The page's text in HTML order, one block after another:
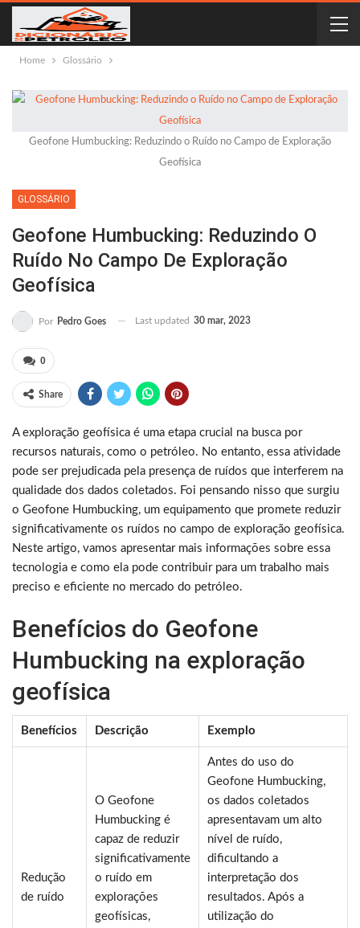
Home Glossário
Geofone Humbucking: Reduzindo o Ruído no Campo de Exploração
Geofísica
GLOSSÁRIO
Geofone Humbucking: Reduzindo O
Ruído No Campo De Exploração
Geofísica
Por Pedro Goes Last updated 30 mar, 2023
0
Share
A exploração geofísica é uma etapa crucial na busca por
recursos naturais, como o petróleo. No entanto, essa atividade
pode ser prejudicada pela presença de ruídos que interferem na
qualidade dos dados coletados. Foi pensando nisso que surgiu
o Geofone Humbucking, um equipamento que promete reduzir
significativamente os ruídos no campo de exploração geofísica.
Neste artigo, vamos apresentar mais informações sobre essa
tecnologia e como ela pode contribuir para um trabalho mais
preciso e eficiente no mercado do petróleo.
Benefícios do Geofone
Humbucking na exploração
geofísica
Benefícios Descrição Exemplo
Redução
de ruído
O Geofone
Humbucking é
capaz de reduzir
significativamente
o ruído em
explorações
geofísicas,
Antes do uso do
Geofone Humbucking,
os dados coletados
apresentavam um alto
nível de ruído,
dificultando a
interpretação dos
resultados. Após a
utilização do